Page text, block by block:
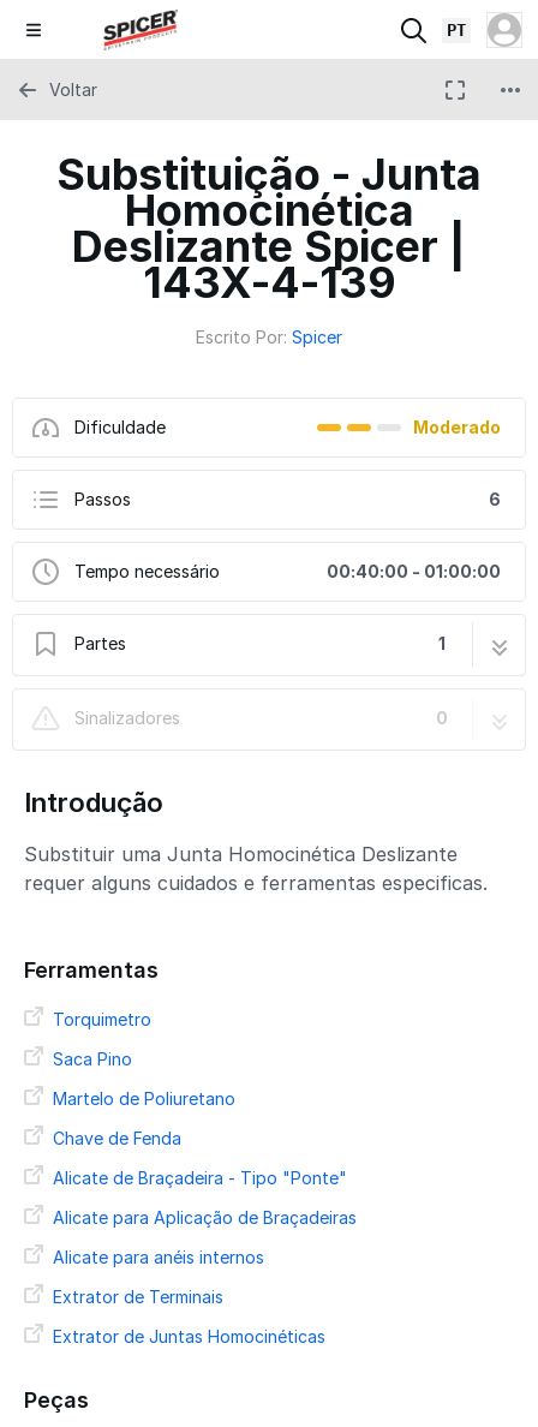
PT
Substituição - Junta
Homocinética
Deslizante Spicer |
143X-4-139
Escrito Por: Spicer
Dificuldade Moderado
Passos 6
Tempo necessário 00:40:00 - 01:00:00
Partes 1
Spicer | 143X-4-139
Sinalizadores
0
Voltar
Introdução
Substituir uma Junta Homocinética Deslizante
requer alguns cuidados e ferramentas especificas.
Ferramentas
Torquimetro
Saca Pino
Martelo de Poliuretano
Chave de Fenda
Alicate de Braçadeira - Tipo "Ponte"
Alicate para Aplicação de Braçadeiras
Alicate para anéis internos
Extrator de Terminais
Extrator de Juntas Homocinéticas
Peças